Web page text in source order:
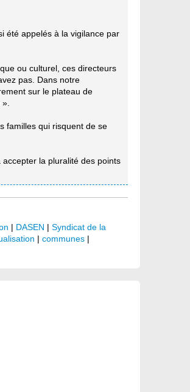
été appelés à la vigilance par
ou culturel, ces directeurs
pas. Dans notre
sur le plateau de
familles qui risquent de se
la pluralité des points
| DASEN | Syndicat de la
| communes |